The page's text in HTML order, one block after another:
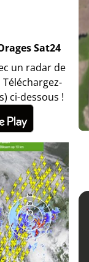
Sat24
un radar de
ci-dessous !